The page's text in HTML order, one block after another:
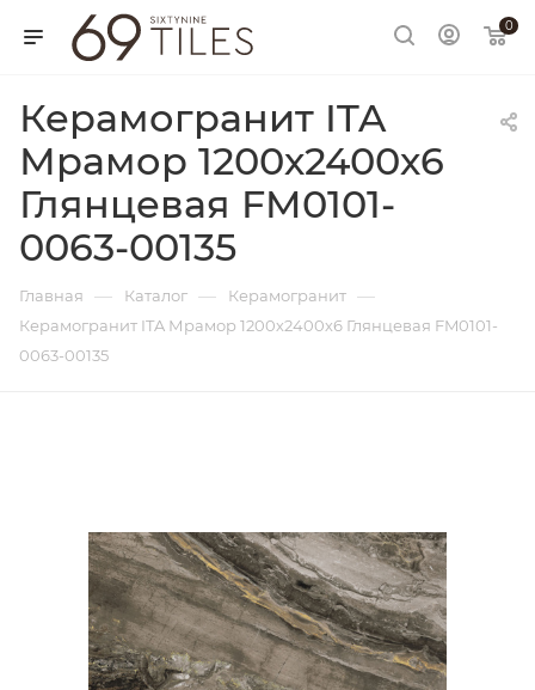
0
Керамогранит ITA
Мрамор 1200х2400х6
Глянцевая FM0101-
0063-00135
Главная — Каталог — Керамогранит —
Керамогранит ITA Мрамор 1200х2400х6 Глянцевая FM0101-
0063-00135